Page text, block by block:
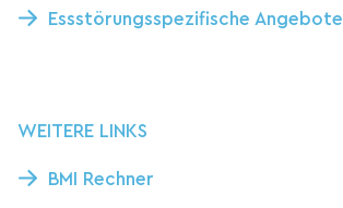
Essstörungsspezifische Angebote
WEITERE LINKS
BMI Rechner